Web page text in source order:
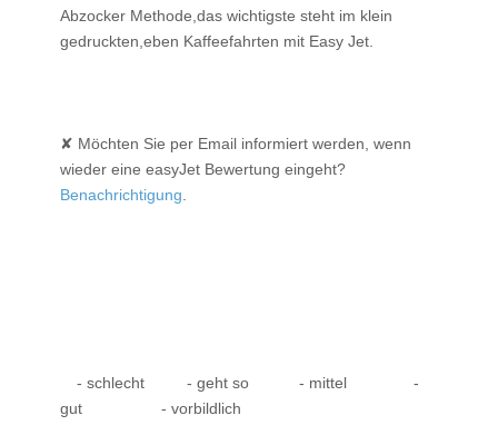
Abzocker Methode,das wichtigste steht im klein
gedruckten,eben Kaffeefahrten mit Easy Jet.
✘ Möchten Sie per Email informiert werden, wenn
wieder eine easyJet Bewertung eingeht?
Benachrichtigung
- schlecht - geht so - mittel
-
gut
- vorbildlich